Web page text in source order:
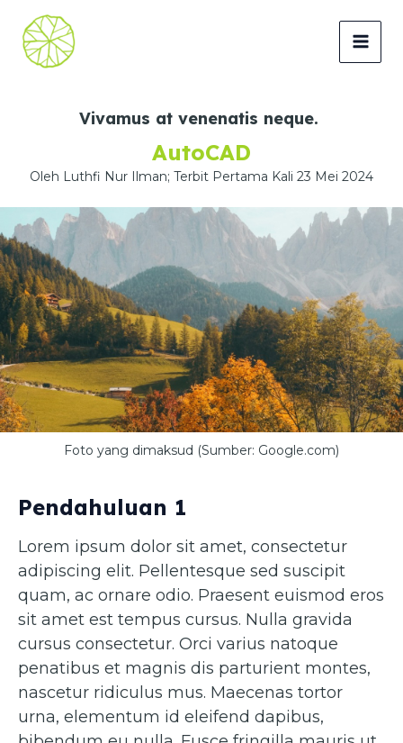
Lewati
konten
Vivamus at venenatis neque.
AutoCAD
Oleh Luthfi Nur Ilman; Terbit Pertama Kali 23 Mei 2024
Foto yang dimaksud (Sumber: Google.com)
Pendahuluan 1
Lorem ipsum dolor sit amet, consectetur
adipiscing elit. Pellentesque sed suscipit
quam, ac ornare odio. Praesent euismod eros
sit amet est tempus cursus. Nulla gravida
cursus consectetur. Orci varius natoque
penatibus et magnis dis parturient montes,
nascetur ridiculus mus. Maecenas tortor
urna, elementum id eleifend dapibus,